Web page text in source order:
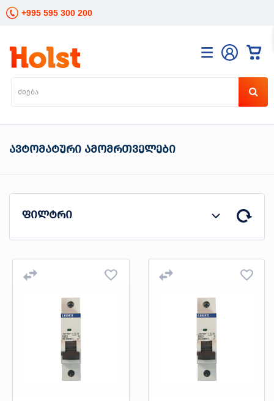
+995 595 300 200
ავტომატური ამომრთველები
ფილტრი
პროდუტის ტიპი
ამპერი
32
კატალოგი
განათება
ინსტრუმენტები
ელექტრო
ინსტრუმენტები
და
გათბობა
მცენარეთა
სეზონური
პროდუქცია
შეთავაზებები